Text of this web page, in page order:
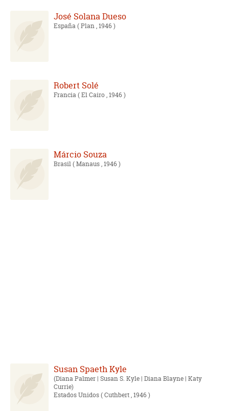
José Solana Dueso
España( Plan , 1946 )
Robert Solé
Francia( El Cairo , 1946 )
Márcio Souza
Brasil( Manaus , 1946 )
Susan Spaeth Kyle
Diana Palmer | Susan S. Kyle | Diana Blayne | Katy
Currie
Estados Unidos( Cuthbert , 1946 )